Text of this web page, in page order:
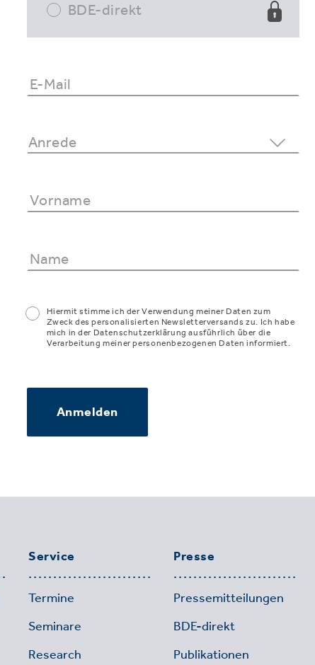
BDE-direkt
Hiermit stimme ich der Verwendung meiner Daten zum
Zweck des personalisierten Newsletterversands zu. Ich habe
mich in der Datenschutzerklärung ausführlich über die
Verarbeitung meiner personenbezogenen Daten informiert.
Anmelden
Service
Termine
Seminare
Research
Presse
Pressemitteilungen
BDE-direkt
Publikationen